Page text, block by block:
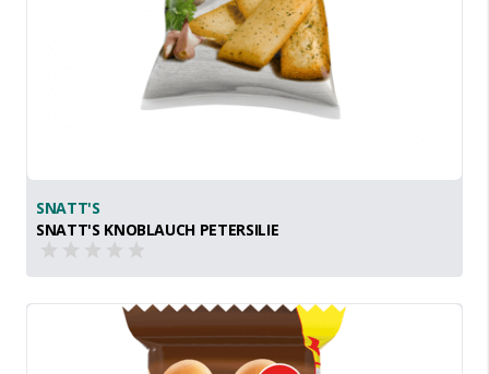
SNATT'S
SNATT'S KNOBLAUCH PETERSILIE